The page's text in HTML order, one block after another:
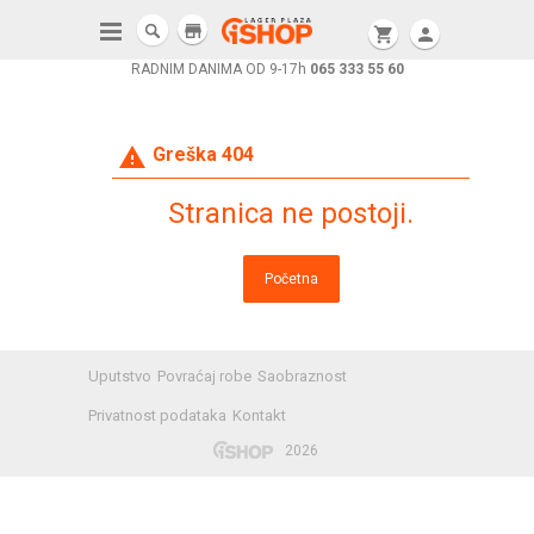
RADNIM DANIMA OD 9-17h 065 333 55 60
shopping_cart person
store
warning Greška 404
Stranica ne postoji.
Početna
Uputstvo Povraćaj robe Saobraznost
Privatnost podataka Kontakt
2026